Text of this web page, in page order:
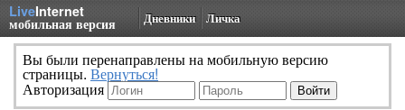
LiveInternet
мобильная версия Дневники Личка
Вы были перенаправлены на мобильную версию
страницы. Вернуться!
Авторизация